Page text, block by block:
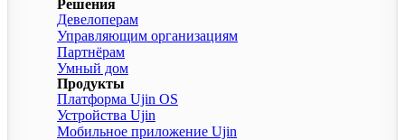
Решения
Девелоперам
Управляющим организациям
Партнёрам
Умный дом
Продукты
Платформа Ujin OS
Устройства Ujin
Мобильное приложение Ujin